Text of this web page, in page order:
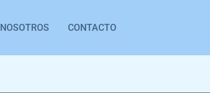
NOSOTROS CONTACTO